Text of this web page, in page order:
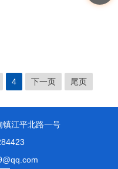
4 下一页 尾页
镇江平北路一号